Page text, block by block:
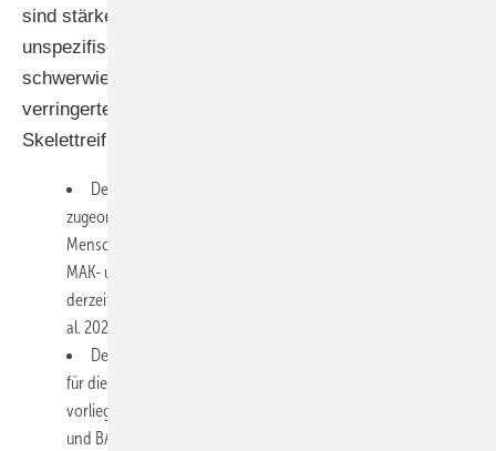
sind stärker zu berücksichtigen als eher tran­siente
unspezifische beziehungsweise weniger
schwerwiegende fötotoxische Effekte (wie geringfügig
verringertes fötales Körpergewicht oder verzögerte
Skelettreifung).
Der Schwangerschaftsgruppe A sind Substanzen
zugeordnet, für die eine fruchtschädigende Wirkung beim
Menschen sicher nachgewiesen und auch bei Einhaltung des
MAK- und BAT-Wertes zu erwarten ist. Als einziger Stoff ist
derzeit Blei und seine anorganischen Verbindungen (Greiner et
al. 2022) dieser Gruppe zugeordnet.
Der Schwangerschaftsgruppe B werden Stoffe zugeordnet,
für die eine fruchtschädigende Wirkung nach den
vorliegenden Informationen bei Exposition in Höhe des MAK-
und BAT-Wertes nicht auszuschließen ist. In der jeweiligen